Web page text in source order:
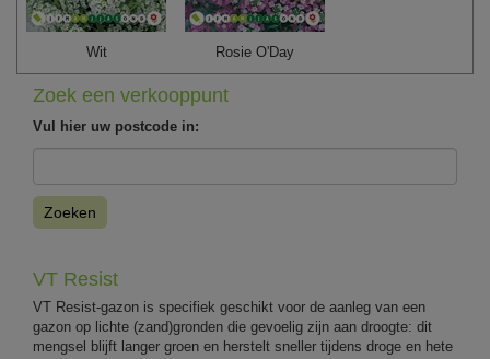
Wit Rosie O'Day
Zoek een verkooppunt
Vul hier uw postcode in:
Zoeken
VT Resist
VT Resist-gazon is specifiek geschikt voor de aanleg van een
gazon op lichte (zand)gronden die gevoelig zijn aan droogte: dit
mengsel blijft langer groen en herstelt sneller tijdens droge en hete